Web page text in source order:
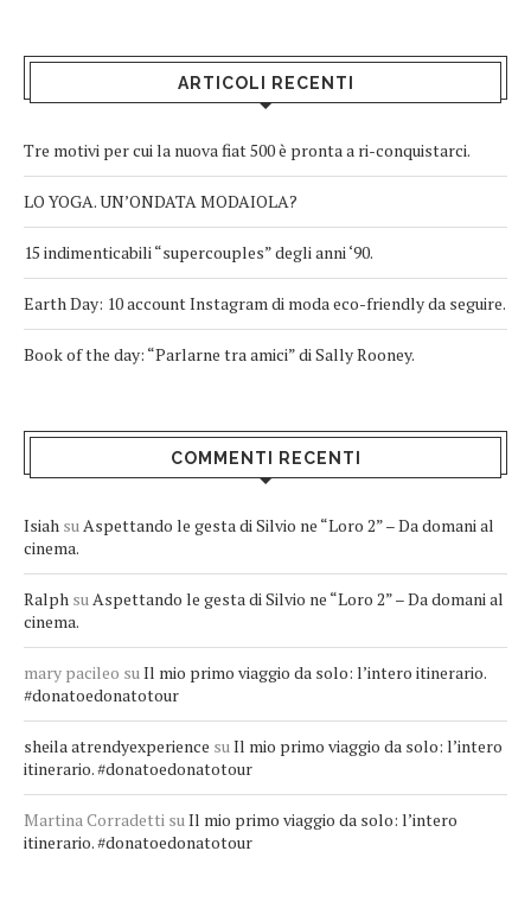
ARTICOLI RECENTI
Tre motivi per cui la nuova fiat 500 è pronta a ri-conquistarci.
LO YOGA. UN’ONDATA MODAIOLA?
15 indimenticabili “supercouples” degli anni ‘90.
Earth Day: 10 account Instagram di moda eco-friendly da seguire.
Book of the day: “Parlarne tra amici” di Sally Rooney.
COMMENTI RECENTI
Isiah suAspettando le gesta di Silvio ne “Loro 2” – Da domani al
cinema.
Ralph suAspettando le gesta di Silvio ne “Loro 2” – Da domani al
cinema.
mary pacileo suIl mio primo viaggio da solo: l’intero itinerario.
#donatoedonatotour
sheila atrendyexperience suIl mio primo viaggio da solo: l’intero
itinerario. #donatoedonatotour
Martina Corradetti suIl mio primo viaggio da solo: l’intero
itinerario. #donatoedonatotour